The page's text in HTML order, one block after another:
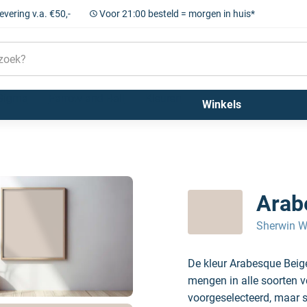
v.a. €50,- Voor 21:00 besteld = morgen in huis*
Winkels
Sherwin
De kleur Arabesque
mengen in alle soorten
voorgeselecteerd, maar